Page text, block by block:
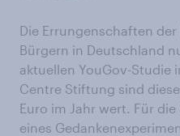
Die Errungenschaften
Bürgern in Deutschland
aktuellen YouGov-Studie
Centre Stiftung sind
Euro im Jahr wert. Für
eines